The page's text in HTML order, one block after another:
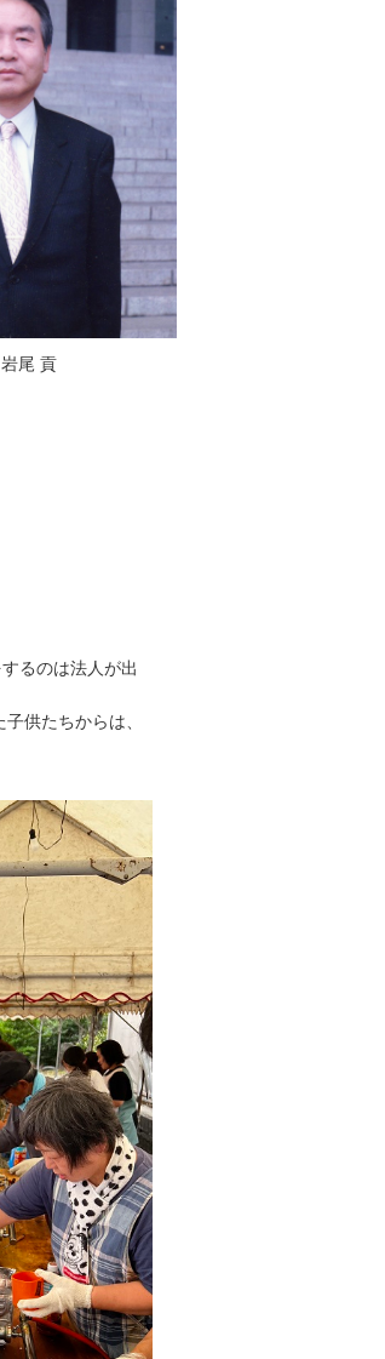
尾 貢
るのは法人が出
供たちからは、